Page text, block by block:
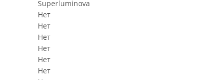
Superluminova
Нет
Нет
Нет
Нет
Нет
Нет